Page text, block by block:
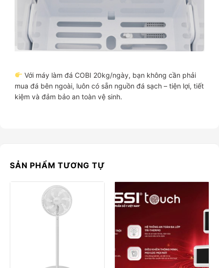
Với máy làm đá COBI 20kg/ngày, bạn không cần phải
mua đá bên ngoài, luôn có sẵn nguồn đá sạch – tiện lợi, tiết
kiệm và đảm bảo an toàn vệ sinh.
SẢN PHẨM TƯƠNG TỰ